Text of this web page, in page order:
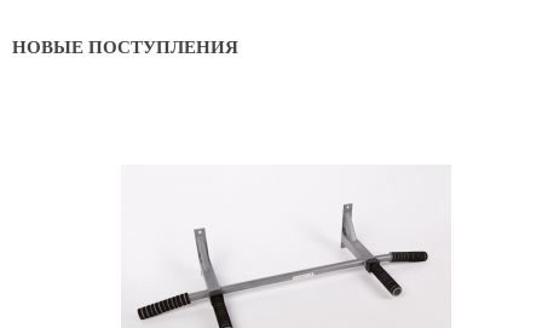
НОВЫЕ ПОСТУПЛЕНИЯ